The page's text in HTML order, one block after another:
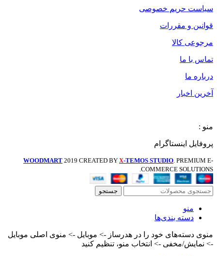
سیاست حریم خصوصی
قوانین و مقررات
مرجوعی کالا
تماس با ما
درباره ما
آخرین اخبار
منو :
پروفایل اینستاگرام
WOODMART 2019 CREATED BY X-TEMOS STUDIO. PREMIUM E-
COMMERCE SOLUTIONS.
جستجو
منو
دسته بندی‌ها
منوی دسته‌های خود را در هدرساز -> موبایل -> منوی اصلی موبایل
-> نمایش/مخفی -> انتخاب منو، تنظیم کنید